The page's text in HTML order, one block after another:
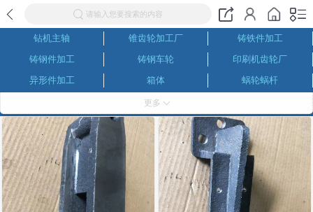
请输入您要搜索的内容
钻机主轴 锥齿轮加工厂
铸铁件加工
铸钢件加工
铸钢车轮
印刷机齿轮厂
异形件加工
箱体
蜗轮蜗杆
数控车床加工
伞齿轮生产厂家
内齿圈
磨齿加工
螺旋伞齿轮
六级精磨齿轮厂
链轮加工
联轴器生产厂家
减速机齿轮生产厂家
减速机成产厂家
加工中心加工
机械加工
机床齿轮
钻机齿轮
花键轴套
花键轴生产厂家
更多